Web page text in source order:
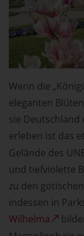
Wenn die
eleganten
sie Deutschland
erleben ist das
Gelände des
und tiefviolette
zu den
indessen in
Wilhelma